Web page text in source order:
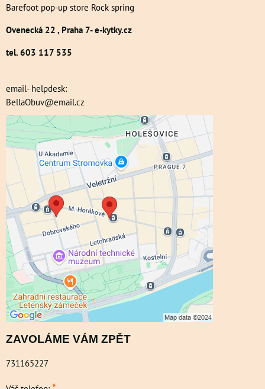
Barefoot pop-up store Rock spring
Ovenecká 22 , Praha 7- e-kytky.cz
tel. 603 117 535
email- helpdesk:
BellaObuv@email.cz
Externí obsah je blokován Volbami
soukromí
Přejete si načíst externí obsah?
Povolit a zapamatovat - souhlas s druhem
cookie: Funkční
ZAVOLÁME VÁM ZPĚT
731165227